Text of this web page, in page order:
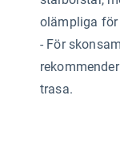
olämpliga för
- För
trasa.